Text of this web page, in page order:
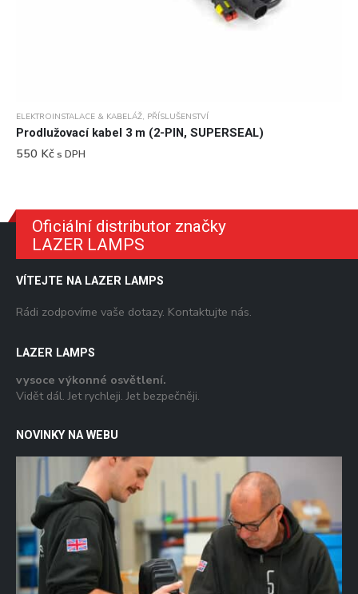
ELEKTROINSTALACE & KABELÁŽ, PŘÍSLUŠENSTVÍ
Prodlužovací kabel 3 m (2-PIN, SUPERSEAL)
550 Kčs DPH
Oficiální distributor značky
LAZER LAMPS
VÍTEJTE NA LAZER LAMPS
Rádi zodpovíme vaše dotazy. Kontaktujte nás.
LAZER LAMPS
vysoce výkonné osvětlení.
Vidět dál. Jet rychleji. Jet bezpečněji.
NOVINKY NA WEBU